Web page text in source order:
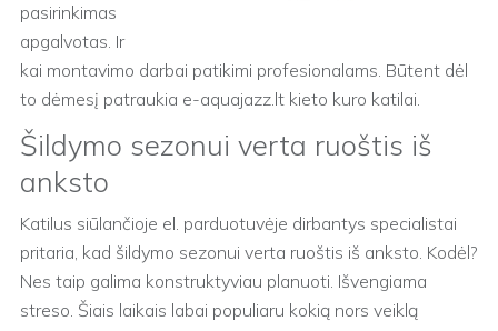
pasirinkimas
apgalvotas. Ir
kai montavimo darbai patikimi profesionalams. Būtent dėl
to dėmesį patraukia e-aquajazz.lt kieto kuro katilai.
Šildymo sezonui verta ruoštis iš
anksto
Katilus siūlančioje el. parduotuvėje dirbantys specialistai
pritaria, kad šildymo sezonui verta ruoštis iš anksto. Kodėl?
Nes taip galima konstruktyviau planuoti. Išvengiama
streso. Šiais laikais labai populiaru kokią nors veiklą